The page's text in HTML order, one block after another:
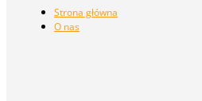
Strona główna
O nas